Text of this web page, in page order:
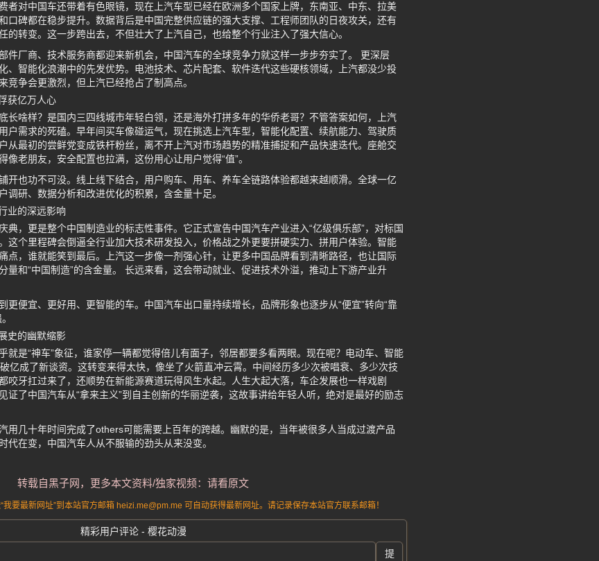
者对中国车还带着有色眼镜，现在上汽车型已经在欧洲多个国家上牌，东南亚、中东、拉美
口碑都在稳步提升。数据背后是中国完整供应链的强大支撑、工程师团队的日夜攻关，还有
的转变。这一步跨出去，不但壮大了上汽自己，也给整个行业注入了强大信心。
件厂商、技术服务商都迎来新机会，中国汽车的全球竞争力就这样一步步夯实了。 更深层
、智能化浪潮中的先发优势。电池技术、芯片配套、软件迭代这些硬核领域，上汽都没少投
竞争会更激烈，但上汽已经抢占了制高点。
获亿万人心
长啥样？是国内三四线城市年轻白领，还是海外打拼多年的华侨老哥？不管答案如何，上汽
户需求的死磕。早年间买车像碰运气，现在挑选上汽车型，智能化配置、续航能力、驾驶质
从最初的尝鲜党变成铁杆粉丝，离不开上汽对市场趋势的精准捕捉和产品快速迭代。座舱交
像老朋友，安全配置也拉满，这份用心让用户觉得“值”。
开也功不可没。线上线下结合，用户购车、用车、养车全链路体验都越来越顺滑。全球一亿
调研、数据分析和改进优化的积累，含金量十足。
业的深远影响
典，更是整个中国制造业的标志性事件。它正式宣告中国汽车产业进入“亿级俱乐部”，对标国
这个里程碑会倒逼全行业加大技术研发投入，价格战之外更要拼硬实力、拼用户体验。智能
点，谁就能笑到最后。上汽这一步像一剂强心针，让更多中国品牌看到清晰路径，也让国际
量和“中国制造”的含金量。 长远来看，这会带动就业、促进技术外溢，推动上下游产业升
更便宜、更好用、更智能的车。中国汽车出口量持续增长，品牌形象也逐步从“便宜”转向“靠
史的幽默缩影
就是“神车”象征，谁家停一辆都觉得倍儿有面子，邻居都要多看两眼。现在呢？电动车、智能
亿成了新谈资。这转变来得太快，像坐了火箭直冲云霄。中间经历多少次被唱衰、多少次技
咬牙扛过来了，还顺势在新能源赛道玩得风生水起。人生大起大落，车企发展也一样戏剧
证了中国汽车从“拿来主义”到自主创新的华丽逆袭，这故事讲给年轻人听，绝对是最好的励志
用几十年时间完成了others可能需要上百年的跨越。幽默的是，当年被很多人当成过渡产品
代在变，中国汽车人从不服输的劲头从来没变。
转载自黑子网，更多本文资料/独家视频：请看原文
要最新网址”到本站官方邮箱 heizi.me@pm.me 可自动获得最新网址。请记录保存本站官方联系邮箱！
精彩用户评论 - 樱花动漫
提